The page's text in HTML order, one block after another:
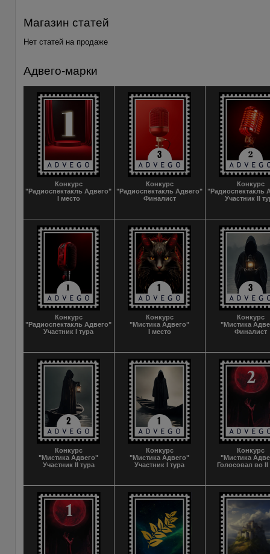
Магазин статей
Нет статей на продаже
Адвего-марки
Конкурс
"Радиоспектакль Адвего"
I место
Конкурс
"Радиоспектакль Адвего"
Финалист
Конкурс
"Радиоспектакль
Участник II
Конкурс
"Радиоспектакль Адвего"
Участник I тура
Конкурс
"Мистика Адвего"
I место
Конкурс
"Мистика
Финалист
Конкурс
"Мистика Адвего"
Участник II тура
Конкурс
"Мистика Адвего"
Участник I тура
Конкурс
"Мистика
Голосовал во II